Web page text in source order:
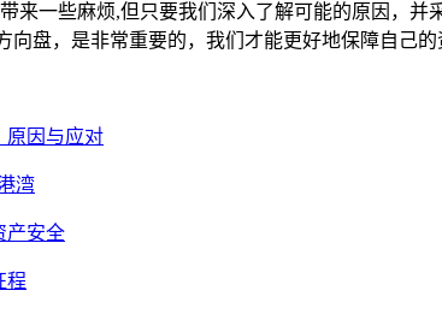
来一些麻烦,但只要我们深入了解可能的原因，
盘，是非常重要的，我们才能更好地保障自己
原因与应对
湾
产安全
程